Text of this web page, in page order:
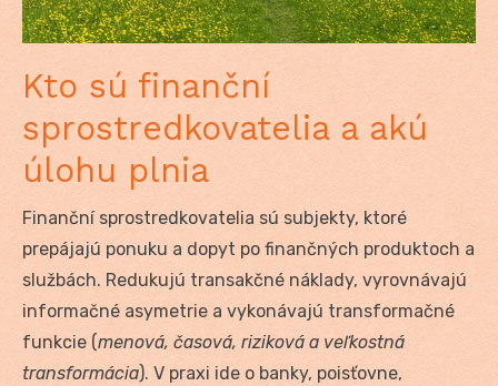
Kto sú finanční
sprostredkovatelia a akú
úlohu plnia
Finanční sprostredkovatelia sú subjekty, ktoré
prepájajú ponuku a dopyt po finančných produktoch a
službách. Redukujú transakčné náklady, vyrovnávajú
informačné asymetrie a vykonávajú transformačné
funkcie (menová, časová, riziková a veľkostná
transformácia). V praxi ide o banky, poisťovne,